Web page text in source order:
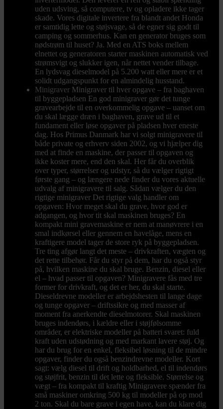
uden udsving, så computere, tv og opladere ikke tager
skade. Vores digitale invertere fra blandt andet Honda
er samtidig lette og støjsvage, så de egner sig godt til
camping og sommerhus. Kan en generator bruges som
nødstrøm til huset? Ja. Med en ATS boks mellem
elnettet og generatoren starter maskinen automatisk ved
strømsvigt og slukker igen, når nettet vender tilbage.
En lydsvag dieselmodel på 5.200 watt eller mere er et
solidt udgangspunkt for en almindelig husstand.
Minigraver Minigraver til hver opgave – fra baghaven
til byggepladsen En god minigraver gør det tunge
gravearbejde til en overkommelig opgave – uanset om
du skal lægge dræn i baghaven, grave ud til et
fundament eller løse opgaver på pladsen hver eneste
dag. Hos Primus Danmark har vi solgt minigravere til
både private og erhverv siden 2002, og vi hjælper dig
med at finde en maskine, der passer til opgaven og
ikke koster mere, end den skal. Her får du overblik
over typer, størrelser og udstyr, så du vælger rigtigt
første gang – og længere nede finder du vores aktuelle
udvalg af minigravere til salg. Sådan vælger du den
rigtige minigraver Det rigtige valg handler om
opgaven: Hvor meget skal du grave, hvor god er
adgangen, og hvor tit skal maskinen bruges? En
kompakt mini gravemaskine er nem at manøvrere i en
smal indkørsel eller gennem en havelåge, mens en
kraftigere model tager de store ryk på byggepladsen.
Tre ting afgør langt det meste – drivkraften, vægten og
det rette tilbehør. Får du styr på dem, har du også styr
på, hvilken maskine du skal bruge. Benzin, diesel eller
el – hvad passer til opgaven? Minigravere fås med tre
former for drivkraft, og det er her, du skal starte.
Dieseldrevne modeller er arbejdshesten til lange dage
og tunge opgaver – driftssikre og med masser af
moment fra anerkendte dieselmotorer. Skal maskinen
bruges indendørs, i kældre eller i støjfølsomme
områder, er elektriske modeller på batteri svaret: fuld
kraft uden udstødning og med markant lavere støj. Og
har du brug for en enkel, fleksibel løsning til de mindre
opgaver, finder du også benzindrevne modeller. Kort
sagt: vælg diesel til drift og holdbarhed, el til indendørs
og støjfrit, benzin til det lette og fleksible. Størrelse og
vægt – fra kompakt til kraftig Minigravere spænder fra
små maskiner omkring 500 kg til modeller på op mod
2 ton. Skal du bare grave i egen have, kan du klare dig